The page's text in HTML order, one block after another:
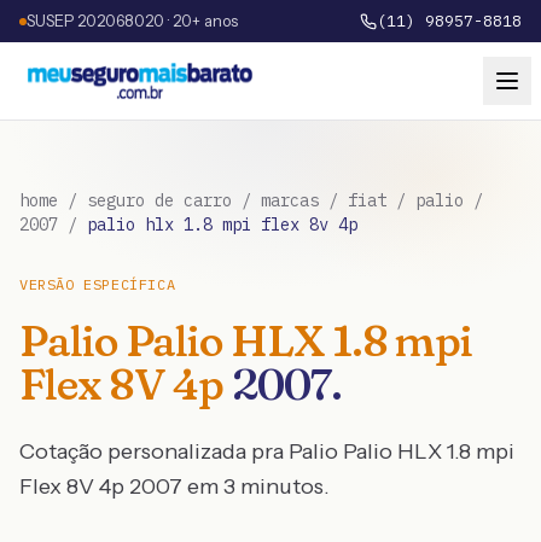
SUSEP 202068020 · 20+ anos (11) 98957-8818
home / seguro de carro / marcas / fiat / palio /
2007 / palio hlx 1.8 mpi flex 8v 4p
VERSÃO ESPECÍFICA
Palio Palio HLX 1.8 mpi
Flex 8V 4p 2007.
Cotação personalizada pra Palio Palio HLX 1.8 mpi
Flex 8V 4p 2007 em 3 minutos.